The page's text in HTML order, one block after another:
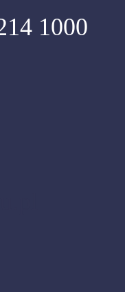
1000